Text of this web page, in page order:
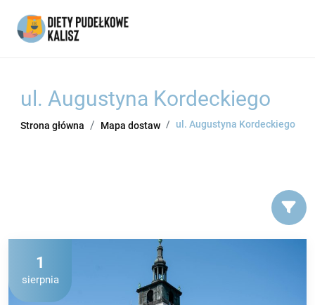
ul. Augustyna Kordeckiego
Strona główna Mapa dostaw ul. Augustyna Kordeckiego
1
sierpnia